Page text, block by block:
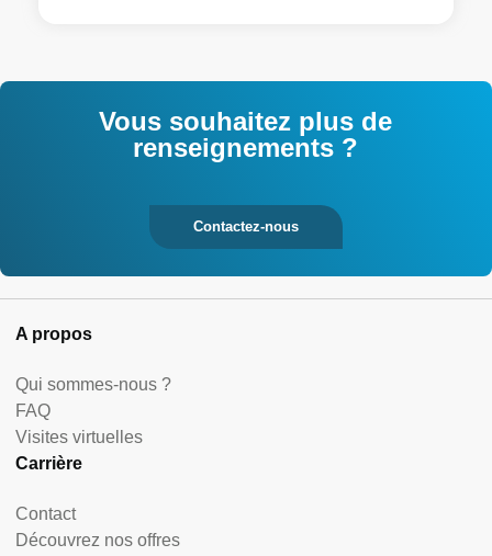
Vous souhaitez plus de
renseignements ?
Contactez-nous
A propos
Qui sommes-nous ?
FAQ
Visites virtuelles
Carrière
Contact
Découvrez nos offres